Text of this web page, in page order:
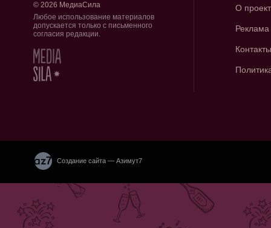
© 2026 МедиаСила
Любое использование материалов
допускается только с письменного
согласия редакции.
О
Реклама
Контакты
Создание сайта — Азимут7